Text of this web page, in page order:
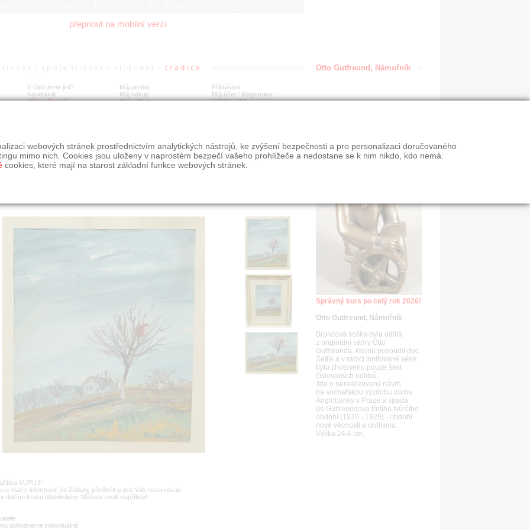
přepnout na mobilní verzi
V čem jsme jiní?
Facebook
Výkup šperků
Můj prodej
Můj nákup
Moje album
Přihlášení
Můj účet / Registrace
GDPR/AML
v sadu - Miloslav JANKŮ tempera na papíře 1963
KUPUJI.
mail s informací, že žádaný předmět je pro Vás rezervován.
dalším kroku objednávky. Můžete zvolit například:
dohodneme individuálně
Otto Gutfreund, Námořník
Správný kurs po celý rok 2026!
Otto Gutfreund, Námořník
Bronzová soška byla odlita
z originální sádry Otto
Gutfreunda, kterou posoudil doc.
Šetlík a v rámci limitované série
bylo zhotoveno pouze šest
číslovaných odlitků.
Jde o nerealizovaný návrh
na sochařskou výzdobu domu
Anglobanky v Praze a spadá
do Gutfreundova třetího tvůrčího
období (1920 - 1925) - období
nové věcnosti a civilismu.
Výška 24,4 cm.
webových stránek prostřednictvím analytických nástrojů, ke zvýšení bezpečnosti a pro personalizaci doručovaného
mimo nich. Cookies jsou uloženy v naprostém bezpečí vašeho prohlížeče a nedostane se k nim nikdo, kdo nemá.
cookies, které mají na starost základní funkce webových stránek.